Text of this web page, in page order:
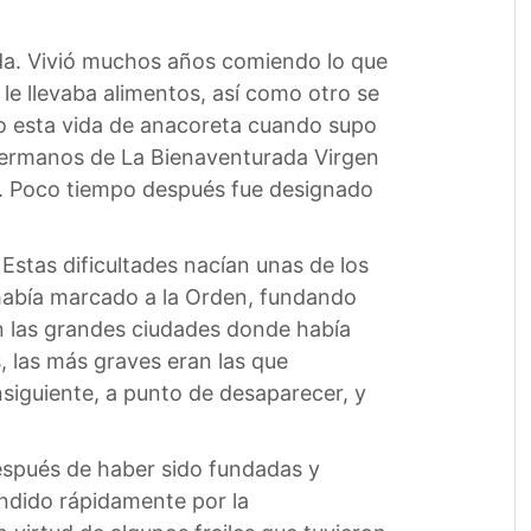
Vivió muchos años comiendo lo que
llevaba alimentos, así como otro se
esta vida de anacoreta cuando supo
de La Bienaventurada Virgen
tiempo después fue designado
dificultades nacían unas de los
marcado a la Orden, fundando
grandes ciudades donde había
más graves eran las que
a punto de desaparecer, y
de haber sido fundadas y
rápidamente por la